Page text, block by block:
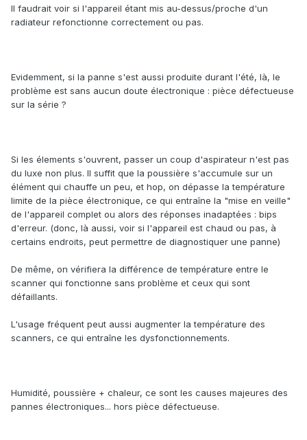
Il faudrait voir si l'appareil étant mis au-dessus/proche d'un
radiateur refonctionne correctement ou pas.
Evidemment, si la panne s'est aussi produite durant l'été, là, le
problème est sans aucun doute électronique : pièce défectueuse
sur la série ?
Si les élements s'ouvrent, passer un coup d'aspirateur n'est pas
du luxe non plus. Il suffit que la poussière s'accumule sur un
élément qui chauffe un peu, et hop, on dépasse la température
limite de la pièce électronique, ce qui entraîne la "mise en veille"
de l'appareil complet ou alors des réponses inadaptées : bips
d'erreur. (donc, là aussi, voir si l'appareil est chaud ou pas, à
certains endroits, peut permettre de diagnostiquer une panne)
De même, on vérifiera la différence de température entre le
scanner qui fonctionne sans problème et ceux qui sont
défaillants.
L'usage fréquent peut aussi augmenter la température des
scanners, ce qui entraîne les dysfonctionnements.
Humidité, poussière + chaleur, ce sont les causes majeures des
pannes électroniques... hors pièce défectueuse.